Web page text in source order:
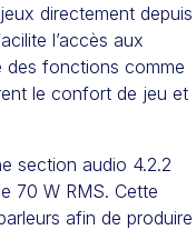
directement depuis
l’accès aux
des fonctions comme
le confort de jeu et
section audio 4.2.2
70 W RMS. Cette
afin de produire